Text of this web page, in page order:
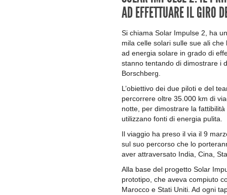
AD EFFETTUARE IL GIRO
Si chiama Solar Impulse 2, ha
mila celle solari sulle sue ali
ad energia solare in grado di
stanno tentando di dimostrare i
Borschberg.
L’obiettivo dei due piloti e del
percorrere oltre 35.000 km di
notte, per dimostrare la
utilizzano fonti di energia pulita.
Il viaggio ha preso il via il 9
sul suo percorso che lo
aver attraversato India, Cina,
Alla base del progetto Solar
prototipo, che aveva compiuto
Marocco e Stati Uniti. Ad ogni